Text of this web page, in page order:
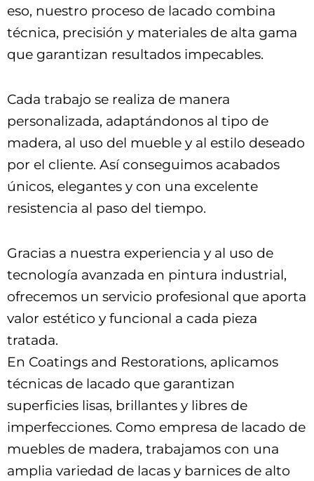
eso, nuestro proceso de lacado combina
técnica, precisión y materiales de alta gama
que garantizan resultados impecables.
Cada trabajo se realiza de manera
personalizada, adaptándonos al tipo de
madera, al uso del mueble y al estilo deseado
por el cliente. Así conseguimos acabados
únicos, elegantes y con una excelente
resistencia al paso del tiempo.
Gracias a nuestra experiencia y al uso de
tecnología avanzada en pintura industrial,
ofrecemos un servicio profesional que aporta
valor estético y funcional a cada pieza
tratada.
En Coatings and Restorations, aplicamos
técnicas de lacado que garantizan
superficies lisas, brillantes y libres de
imperfecciones. Como empresa de lacado de
muebles de madera, trabajamos con una
amplia variedad de lacas y barnices de alto